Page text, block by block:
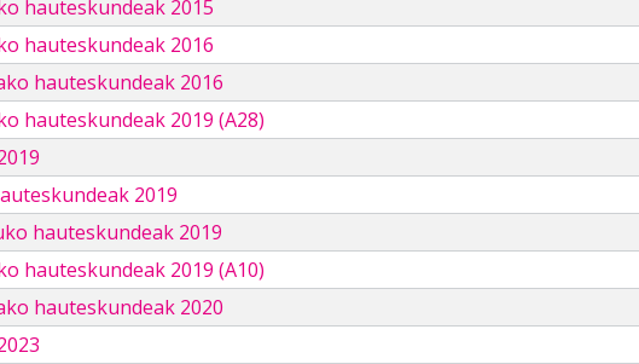
hauteskundeak 2015
hauteskundeak 2016
hauteskundeak 2016
hauteskundeak 2019 (A28)
2019
hauteskundeak 2019
hauteskundeak 2019 (A10)
hauteskundeak 2020